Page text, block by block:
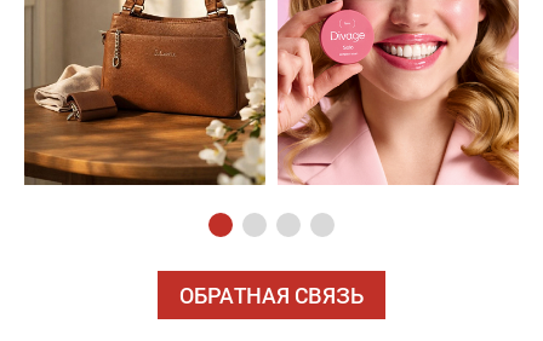
ОБРАТНАЯ СВЯЗЬ